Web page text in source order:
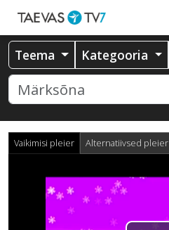
Teema Kategooria
Vaikimisi pleier Alternatiivsed pleier